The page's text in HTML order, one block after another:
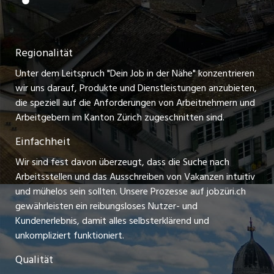
Festanstellungen
Temporäre Jobs
Freelance Jobs
Praktikum-Jobs
Lehrstellen
Ferienjobs
Führungspositionen
Arbeitgeber
Jobline
Nutzungsbedingungen
Impressum
Stellenmeldepflicht
zentraljob.ch
myjob.ch
schaffu.ch (VS)
ajourjob.ch
limmattalerzeitung.ch
radio24.ch
toxic.fm
telezüri.ch
Regionalität
Unter dem Leitspruch "Dein Job in der Nähe" konzentrieren
wir uns darauf, Produkte und Dienstleistungen anzubieten,
die speziell auf die Anforderungen von Arbeitnehmern und
Arbeitgebern im Kanton Zürich zugeschnitten sind.
Einfachheit
Wir sind fest davon überzeugt, dass die Suche nach
Arbeitsstellen und das Ausschreiben von Vakanzen intuitiv
und mühelos sein sollten. Unsere Prozesse auf jobzüri.ch
gewährleisten ein reibungsloses Nutzer- und
Kundenerlebnis, damit alles selbsterklärend und
unkompliziert funktioniert.
Qualität